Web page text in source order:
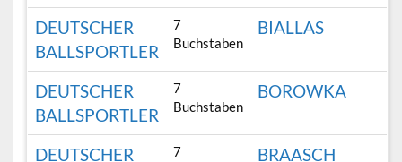
DEUTSCHER
BALLSPORTLER
7
Buchstaben
BIALLAS
DEUTSCHER
BALLSPORTLER
7
Buchstaben
BOROWKA
DEUTSCHER 7 BRAASCH